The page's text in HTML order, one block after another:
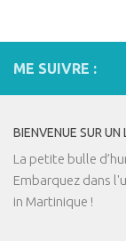
ME SUIVRE :
BIENVENUE SUR
La petite bulle
Embarquez dans
in Martinique !